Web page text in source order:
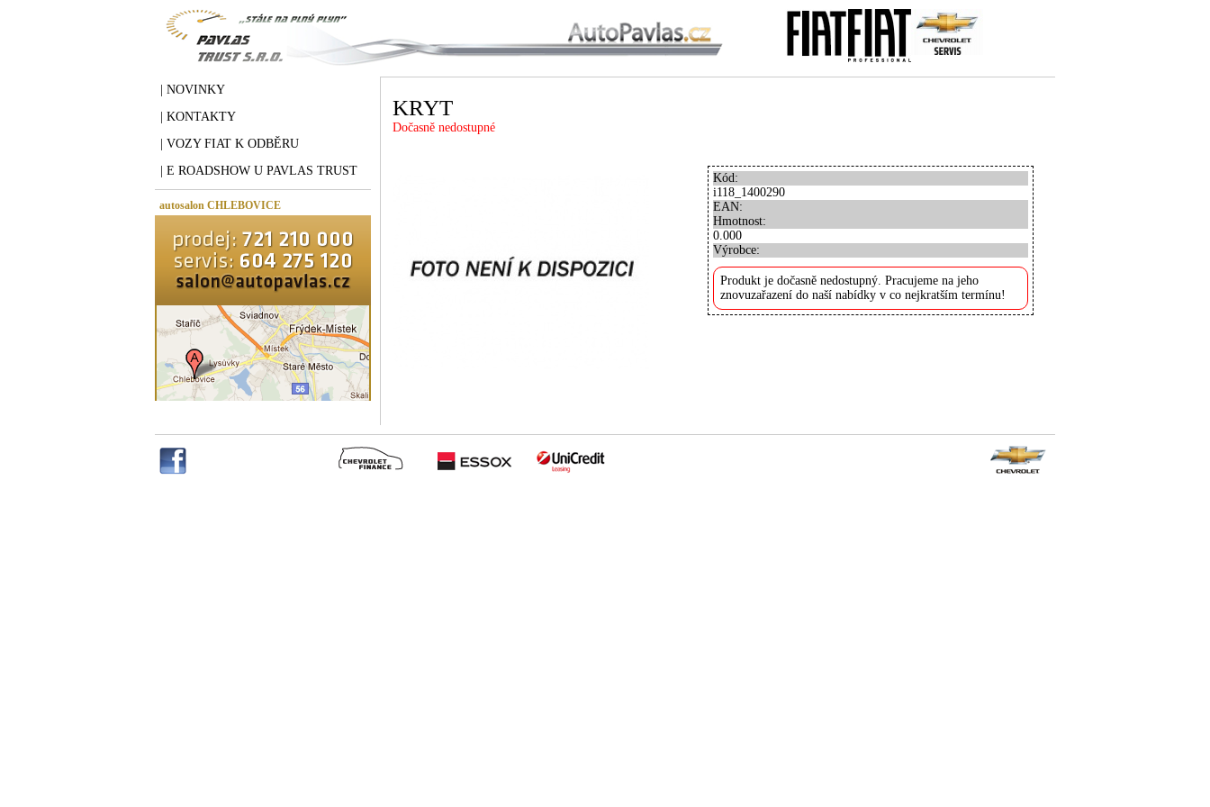
| NOVINKY
| KONTAKTY
| VOZY FIAT K ODBĚRU
| E ROADSHOW U PAVLAS TRUST
autosalon CHLEBOVICE
KRYT
Dočasně nedostupné
Kód:
i118_1400290
EAN:
Hmotnost:
0.000
Výrobce:
Produkt je dočasně nedostupný. Pracujeme na jeho
znovuzařazení do naší nabídky v co nejkratším termínu!